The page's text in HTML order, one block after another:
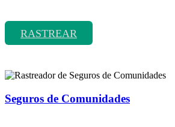
RASTREAR
Seguros de Comunidades